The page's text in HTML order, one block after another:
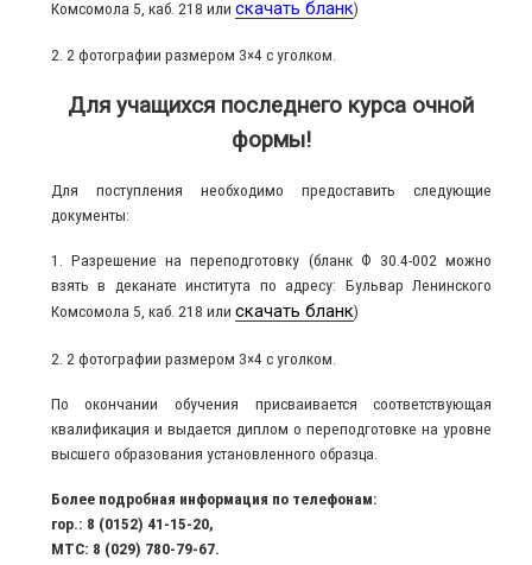
Комсомола 5, каб. 218 или скачать бланк)
2. 2 фотографии размером 3×4 с уголком.
Для учащихся последнего курса очной
формы!
Для поступления необходимо предоставить следующие
документы:
1. Разрешение на переподготовку (бланк Ф 30.4-002 можно
взять в деканате института по адресу: Бульвар Ленинского
Комсомола 5, каб. 218 или скачать бланк)
2. 2 фотографии размером 3×4 с уголком.
По окончании обучения присваивается соответствующая
квалификация и выдается диплом о переподготовке на уровне
высшего образования установленного образца.
Более подробная информация по телефонам:
гор.: 8 (0152) 41-15-20,
МТС: 8 (029) 780-79-67.